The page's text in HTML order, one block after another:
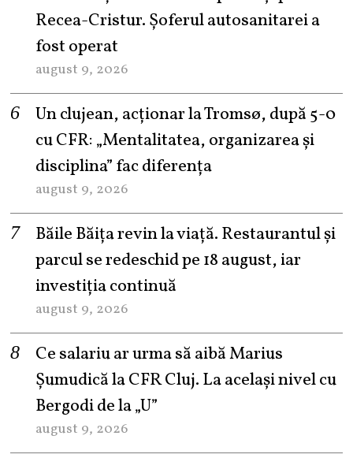
Recea-Cristur. Șoferul autosanitarei a
fost operat
august 9, 2026
Un clujean, acționar la Tromsø, după 5-0
cu CFR: „Mentalitatea, organizarea și
disciplina” fac diferența
august 9, 2026
Băile Băița revin la viață. Restaurantul și
parcul se redeschid pe 18 august, iar
investiția continuă
august 9, 2026
Ce salariu ar urma să aibă Marius
Șumudică la CFR Cluj. La același nivel cu
Bergodi de la „U”
august 9, 2026